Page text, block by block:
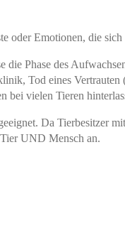
oder Emotionen, die
die Phase des
Tod eines
bei vielen Tieren
Da Tierbesitzer
UND Mensch an.